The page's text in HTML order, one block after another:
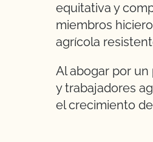
equitativa y
miembros
agrícola
Al abogar por
y trabajadores
el crecimiento